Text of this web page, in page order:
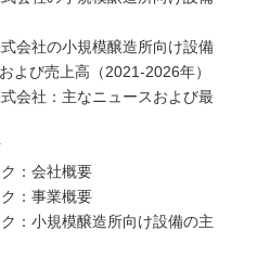
会社の小規模醸造所向け設備
よび売上高（2021-2026年）
会社：主なニュースおよび最
：会社概要
：事業概要
：小規模醸造所向け設備の主